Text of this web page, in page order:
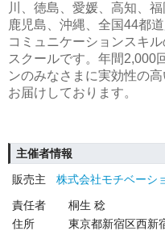
川、徳島、愛媛、高知、
鹿児島、沖縄、全国44都
コミュニケーションスキ
スクールです。年間2,000
ンのみなさまに実効性の
お届けしております。
主催者情報
販売主
株式会社モチベーシ
責任者
桐生 稔
住所
東京都新宿区西新